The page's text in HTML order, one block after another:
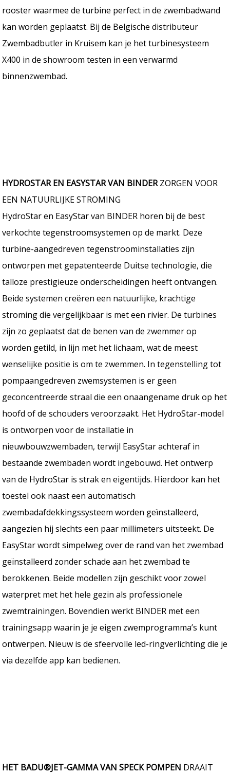
rooster waarmee de turbine perfect in de zwembadwand
kan worden geplaatst. Bij de Belgische distributeur
Zwembadbutler in Kruisem kan je het turbinesysteem
X400 in de showroom testen in een verwarmd
binnenzwembad.
HYDROSTAR EN EASYSTAR VAN BINDERZORGEN VOOR
EEN NATUURLIJKE STROMING
HydroStar en EasyStar van BINDER horen bij de best
verkochte tegenstroomsystemen op de markt. Deze
turbine-aangedreven tegenstroominstallaties zijn
ontworpen met gepatenteerde Duitse technologie, die
talloze prestigieuze onderscheidingen heeft ontvangen.
Beide systemen creëren een natuurlijke, krachtige
stroming die vergelijkbaar is met een rivier. De turbines
zijn zo geplaatst dat de benen van de zwemmer op
worden getild, in lijn met het lichaam, wat de meest
wenselijke positie is om te zwemmen. In tegenstelling tot
pompaangedreven zwemsystemen is er geen
geconcentreerde straal die een onaangename druk op het
hoofd of de schouders veroorzaakt. Het HydroStar-model
is ontworpen voor de installatie in
nieuwbouwzwembaden, terwijl EasyStar achteraf in
bestaande zwembaden wordt ingebouwd. Het ontwerp
van de HydroStar is strak en eigentijds. Hierdoor kan het
toestel ook naast een automatisch
zwembadafdekkingssysteem worden geïnstalleerd,
aangezien hij slechts een paar millimeters uitsteekt. De
EasyStar wordt simpelweg over de rand van het zwembad
geïnstalleerd zonder schade aan het zwembad te
berokkenen. Beide modellen zijn geschikt voor zowel
waterpret met het hele gezin als professionele
zwemtrainingen. Bovendien werkt BINDER met een
trainingsapp waarin je je eigen zwemprogramma’s kunt
ontwerpen. Nieuw is de sfeervolle led-ringverlichting die je
via dezelfde app kan bedienen.
HET BADU®JET-GAMMA VAN SPECK POMPEN DRAAIT